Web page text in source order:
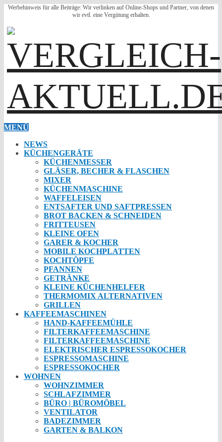
Werbehinweis für alle Beiträge: Wir verlinken auf Online-Shops und Partner, von denen
wir evtl. eine Vergütung erhalten.
MENÜ
NEWS
KÜCHENGERÄTE
KÜCHENMESSER
GLÄSER, BECHER & FLASCHEN
MIXER
KÜCHENMASCHINE
WAFFELEISEN
ENTSAFTER UND SAFTPRESSEN
BROT BACKEN & SCHNEIDEN
FRITTEUSEN
KLEINE OFEN
GARER & KOCHER
MOBILE KOCHPLATTEN
KOCHTÖPFE
PFANNEN
GETRÄNKE
KLEINE KÜCHENHELFER
THERMOMIX ALTERNATIVEN
GRILLEN
KAFFEEMASCHINEN
HAND-KAFFEEMÜHLE
FILTERKAFFEEMASCHINE
FILTERKAFFEEMASCHINE
ELEKTRISCHER ESPRESSOKOCHER
ESPRESSOMASCHINE
ESPRESSOKOCHER
WOHNEN
WOHNZIMMER
SCHLAFZIMMER
BÜRO | BÜROMÖBEL
VENTILATOR
BADEZIMMER
GARTEN & BALKON